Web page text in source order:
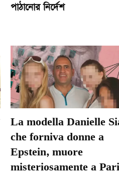
পাঠানোর নির্দেশ
La modella Danielle
che forniva donne a
Epstein, muore
misteriosamente a